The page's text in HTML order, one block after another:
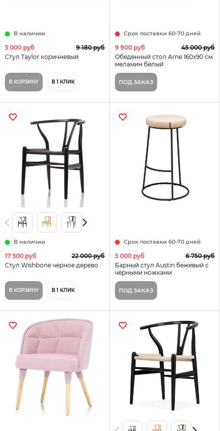
В наличии
5 000 руб
9 180 руб
Стул Taylor коричневый
В КОРЗИНУ В 1 КЛИК
Срок поставки 60-70 дней
9 900 руб
45 000 руб
Обеденный стол Arne 160х90 см
меламин белый
ПОД ЗАКАЗ
В наличии
17 500 руб
22 000 руб
Стул Wishbone черное дерево
В КОРЗИНУ В 1 КЛИК
Срок поставки 60-70 дней
5 000 руб
6 750 руб
Барный стул Austin бежевый с
черными ножками
ПОД ЗАКАЗ